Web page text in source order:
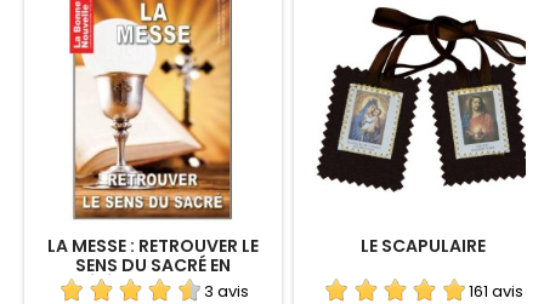
LA MESSE : RETROUVER LE
SENS DU SACRÉ EN
TÉLÉCHARGEMENT
3 avis
LE SCAPULAIRE
161 avis